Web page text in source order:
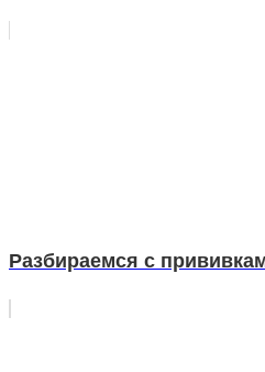
Разбираемся с